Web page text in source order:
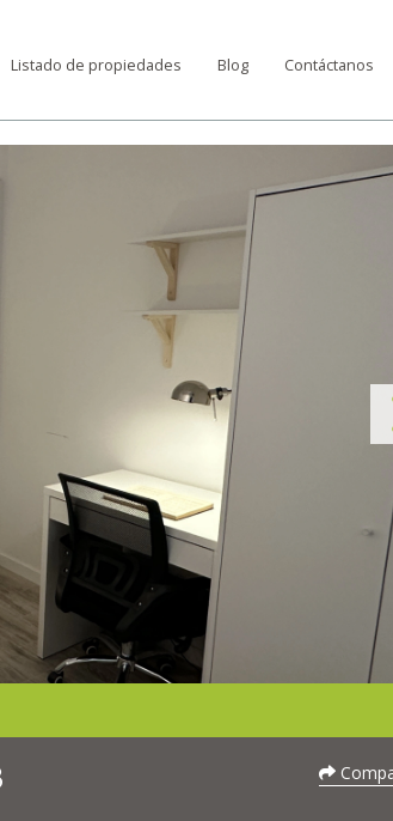
Listado de propiedades Blog Contáctanos